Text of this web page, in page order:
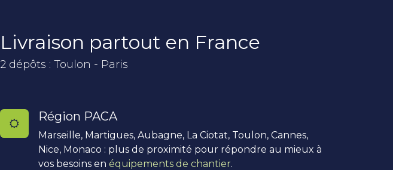
Livraison partout en France
2 dépôts : Toulon - Paris
Région PACA
Marseille, Martigues, Aubagne, La Ciotat, Toulon, Cannes,
Nice, Monaco : plus de proximité pour répondre au mieux à
vos besoins en équipements de chantier.